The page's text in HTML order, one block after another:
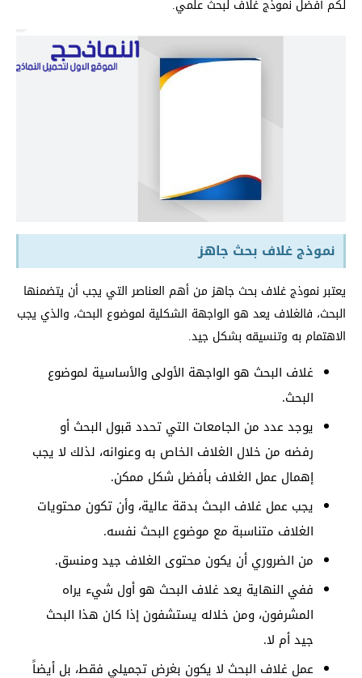
لكم أفضل نموذج غلاف لبحث علمي.
نموذج غلاف بحث جاهز
يعتبر نموذج غلاف بحث جاهز من أهم العناصر التي يجب أن يتضمنها
البحث، فالغلاف يعد هو الواجهة الشكلية لموضوع البحث، والذي يجب
الاهتمام به وتنسيقه بشكل جيد.
غلاف البحث هو الواجهة الأولى والأساسية لموضوع
البحث.
يوجد عدد من الجامعات التي تحدد قبول البحث أو
رفضه من خلال الغلاف الخاص به وعنوانه، لذلك لا يجب
إهمال عمل الغلاف بأفضل شكل ممكن.
يجب عمل غلاف البحث بدقة عالية، وأن تكون محتويات
الغلاف متناسبة مع موضوع البحث نفسه.
من الضروري أن يكون محتوى الغلاف جيد ومنسق.
ففي النهاية يعد غلاف البحث هو أول شيء يراه
المشرفون، ومن خلاله يستشفون إذا كان هذا البحث
جيد أم لا.
عمل غلاف البحث لا يكون بغرض تجميلي فقط، بل أيضاً